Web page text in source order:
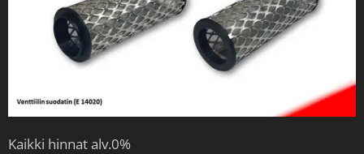
Kaikki hinnat alv.0%